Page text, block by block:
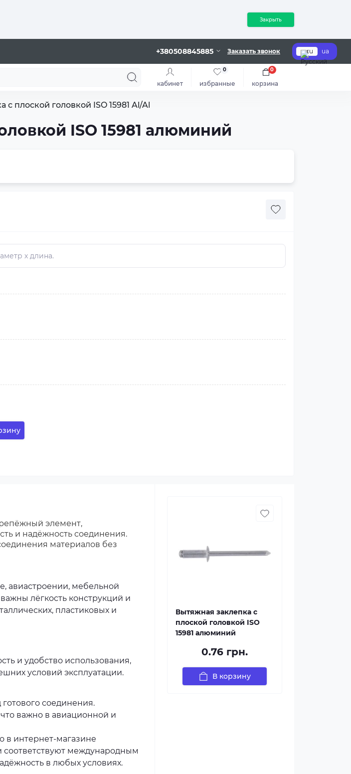
Закрыть
+380508845885 Заказать звонок ru ua
кабинет избранные
0
корзина
0
с плоской головкой ISO 15981 Al/Al
ISO 15981 алюминий
элемент,
и надёжность соединения.
материалов без
авиастроении, мебельной
лёгкость конструкций и
пластиковых и
и удобство использования,
условий эксплуатации.
соединения.
важно в авиационной и
в интернет-магазине
международным
в любых условиях.
Вытяжная заклепка с
плоской головкой ISO
15981 алюминий
0.76 грн.
В корзину